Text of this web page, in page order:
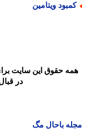
ویتامین
حقوق این سایت
در قبال
باحال مگ